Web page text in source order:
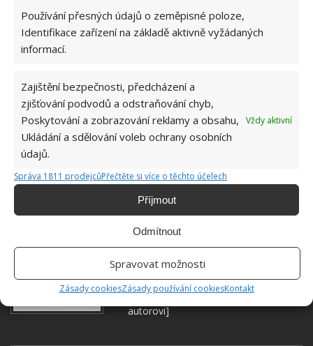
Používání přesných údajů o zeměpisné poloze,
Identifikace zařízení na základě aktivně vyžádaných
informací.
Zajištění bezpečnosti, předcházení a
zjišťování podvodů a odstraňování chyb,
Poskytování a zobrazování reklamy a obsahu,
Ukládání a sdělování voleb ochrany osobních
údajů.
Vždy aktivní
Správa 1811 prodejcůPřečtěte si více o těchto účelech
Příjmout
Odmítnout
Spravovat možnosti
Zásady cookiesZásady používání cookiesKontakt
DOMÁCÍ PRÁCE PRÁDLO PRANÍ
Hana Musilová
Do redakce Bydlimeutulne.cz se
přidala během svých studií a práce
redaktorky ji tak nadchla, že se
rozhodla zůstat. Její v...[Více o
autorovi]